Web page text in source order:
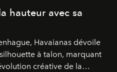
hauteur avec sa
Havaianas dévoile
à talon, marquant
créative de la